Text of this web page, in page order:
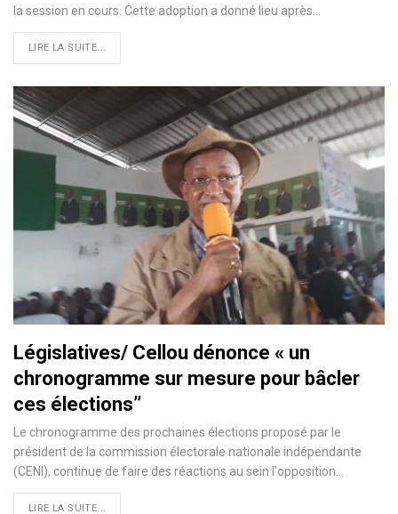
la session en cours. Cette adoption a donné lieu après…
LIRE LA SUITE...
Législatives/ Cellou dénonce « un
chronogramme sur mesure pour bâcler
ces élections’’
Le chronogramme des prochaines élections proposé par le
président de la commission électorale nationale indépendante
(CENI), continue de faire des réactions au sein l'opposition
LIRE LA SUITE...